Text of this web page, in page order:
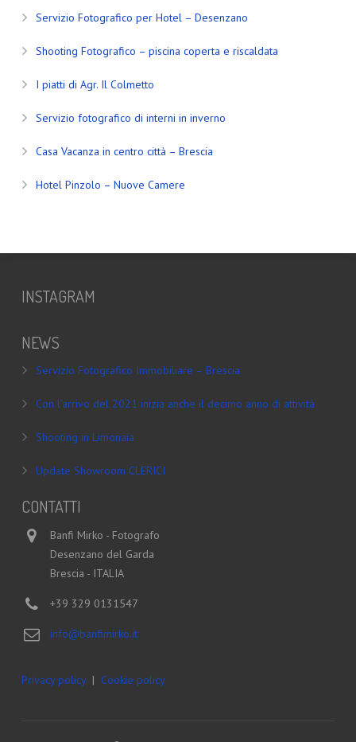
Servizio Fotografico per Hotel – Desenzano
Shooting Fotografico – piscina coperta e riscaldata
I piatti di Agr. Il Colmetto
Servizio fotografico di interni in inverno
Casa Vacanza in centro città – Brescia
Hotel Pinzolo – Nuove Camere
INSTAGRAM
NEWS
Servizio Fotografico Immobiliare – Brescia
Con l’arrivo del 2021 inizia anche il decimo anno di attività
Shooting in Limonaia
Update Showroom CLERICI
CONTATTI
Banfi Mirko - Fotografo
Desenzano del Garda
Brescia - ITALIA
+39 329 0131547
info@banfimirko.it
Privacy policy| Cookie policy